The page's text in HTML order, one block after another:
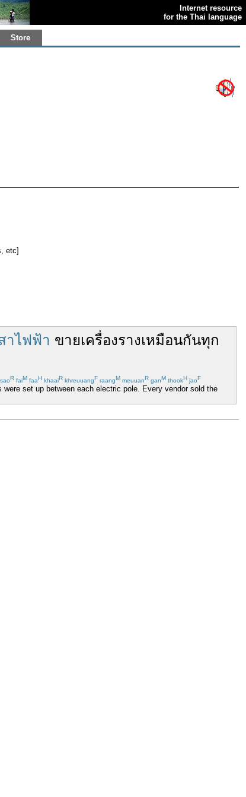
Internet resource
for the Thai language
Store
etc]
าไฟฟ้า ขายเครื่องรางเหมือนกันทุก
saoR faiM faaH khaaiR khreuuangF raangM meuuanR ganM thookH jaoF
set up between each electric pole. Every vendor sold the